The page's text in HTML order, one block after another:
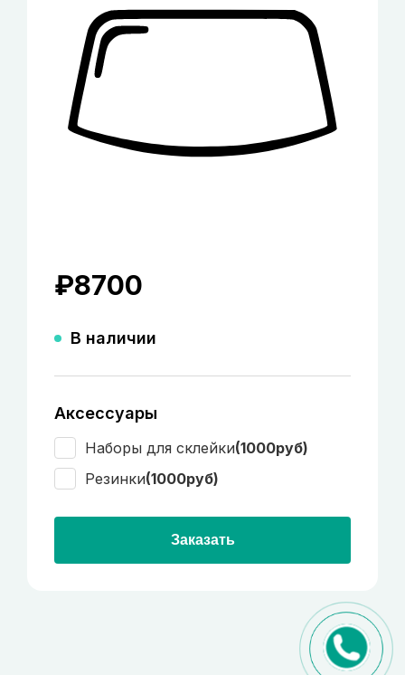
₽8700
В наличии
Аксессуары
Наборы для склейки(1000руб)
Резинки(1000руб)
Заказать